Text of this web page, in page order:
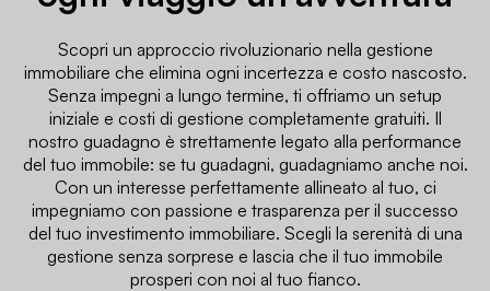
Scopri un approccio rivoluzionario nella gestione
immobiliare che elimina ogni incertezza e costo nascosto.
Senza impegni a lungo termine, ti offriamo un setup
iniziale e costi di gestione completamente gratuiti. Il
nostro guadagno è strettamente legato alla performance
del tuo immobile: se tu guadagni, guadagniamo anche noi.
Con un interesse perfettamente allineato al tuo, ci
impegniamo con passione e trasparenza per il successo
del tuo investimento immobiliare. Scegli la serenità di una
gestione senza sorprese e lascia che il tuo immobile
prosperi con noi al tuo fianco.